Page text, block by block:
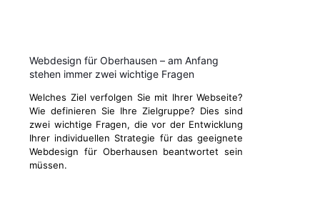
Webdesign für Oberhausen – am Anfang
stehen immer zwei wichtige Fragen
Welches Ziel verfolgen Sie mit Ihrer Webseite?
Wie definieren Sie Ihre Zielgruppe? Dies sind
zwei wichtige Fragen, die vor der Entwicklung
Ihrer individuellen Strategie für das geeignete
Webdesign für Oberhausen beantwortet sein
müssen.